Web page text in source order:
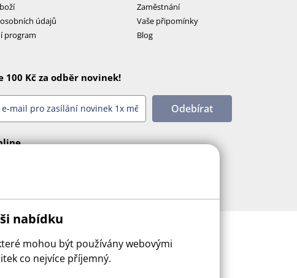
údajů
program
Zaměstnání
Vaše připomínky
Blog
100 Kč za odběr novinek!
Odebírat
nabídku
mohou být používány webovými
co nejvíce příjemný.